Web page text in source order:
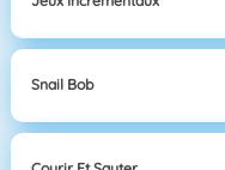
Snail Bob